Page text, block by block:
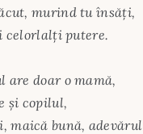
murind tu însăţi,
celorlalţi putere.
are doar o mamă,
şi copilul,
maică bună, adevărul